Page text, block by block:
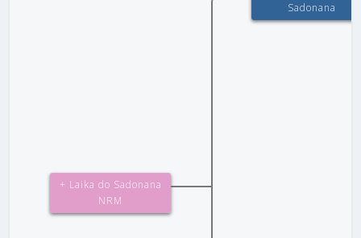
+ Laika do Sadonana
NRM
Sadonana